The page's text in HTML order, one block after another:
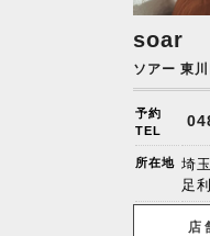
soar
ソアー 東川
予約
TEL
所在地 埼
足
店